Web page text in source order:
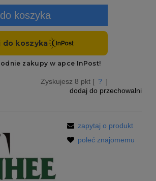
do koszyka
Zyskujesz8 pkt [ ? ]
dodaj do przechowalni
zapytaj o produkt
poleć znajomemu